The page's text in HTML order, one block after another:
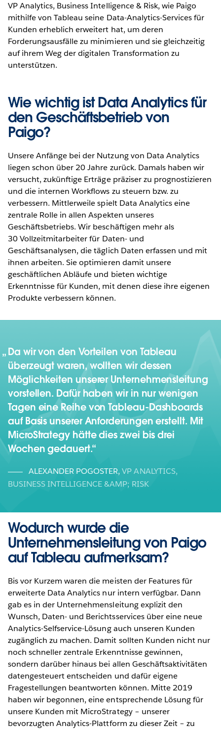
VP Analytics, Business Intelligence & Risk, wie Paigo
mithilfe von Tableau seine Data-Analytics-Services für
Kunden erheblich erweitert hat, um deren
Forderungsausfälle zu minimieren und sie gleichzeitig
auf ihrem Weg der digitalen Transformation zu
unterstützen.
Wie wichtig ist Data Analytics für
den Geschäftsbetrieb von
Paigo?
Unsere Anfänge bei der Nutzung von Data Analytics
liegen schon über 20 Jahre zurück. Damals haben wir
versucht, zukünftige Erträge präziser zu prognostizieren
und die internen Workflows zu steuern bzw. zu
verbessern. Mittlerweile spielt Data Analytics eine
zentrale Rolle in allen Aspekten unseres
Geschäftsbetriebs. Wir beschäftigen mehr als
30 Vollzeitmitarbeiter für Daten- und
Geschäftsanalysen, die täglich Daten erfassen und mit
ihnen arbeiten. Sie optimieren damit unsere
geschäftlichen Abläufe und bieten wichtige
Erkenntnisse für Kunden, mit denen diese ihre eigenen
Produkte verbessern können.
Da wir von den Vorteilen von Tableau
überzeugt waren, wollten wir dessen
Möglichkeiten unserer Unternehmensleitung
vorstellen. Dafür haben wir in nur wenigen
Tagen eine Reihe von Tableau-Dashboards
auf Basis unserer Anforderungen erstellt. Mit
MicroStrategy hätte dies zwei bis drei
Wochen gedauert.
ALEXANDER POGOSTER, VP ANALYTICS,
BUSINESS INTELLIGENCE &AMP; RISK
Wodurch wurde die
Unternehmensleitung von Paigo
auf Tableau aufmerksam?
Bis vor Kurzem waren die meisten der Features für
erweiterte Data Analytics nur intern verfügbar. Dann
gab es in der Unternehmensleitung explizit den
Wunsch, Daten- und Berichtsservices über eine neue
Analytics-Selfservice-Lösung auch unseren Kunden
zugänglich zu machen. Damit sollten Kunden nicht nur
noch schneller zentrale Erkenntnisse gewinnen,
sondern darüber hinaus bei allen Geschäftsaktivitäten
datengesteuert entscheiden und dafür eigene
Fragestellungen beantworten können. Mitte 2019
haben wir begonnen, eine entsprechende Lösung für
unsere Kunden mit MicroStrategy – unserer
bevorzugten Analytics-Plattform zu dieser Zeit – zu